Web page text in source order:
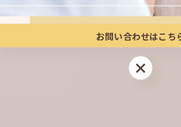
お問い合わせはこちら
お問い合わせはこち